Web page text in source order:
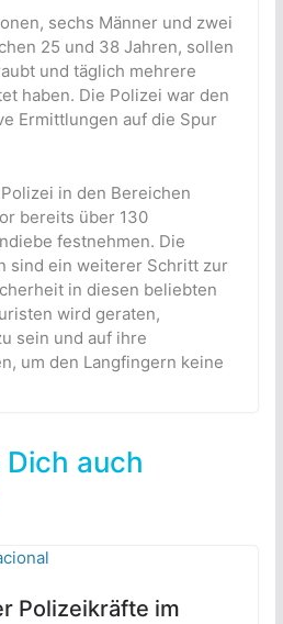
sechs Männer und zwei
25 und 38 Jahren, sollen
und täglich mehrere
haben. Die Polizei war den
Ermittlungen auf die Spur
in den Bereichen
bereits über 130
festnehmen. Die
sind ein weiterer Schritt zur
in diesen beliebten
wird geraten,
sein und auf ihre
um den Langfingern keine
auch
Polizeikräfte im